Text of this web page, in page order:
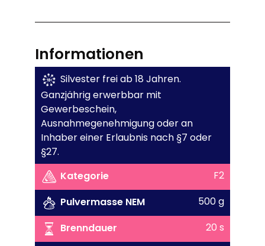
Informationen
Silvester frei ab 18 Jahren.
Ganzjährig erwerbbar mit
Gewerbeschein,
Ausnahmegenehmigung oder an
Inhaber einer Erlaubnis nach §7 oder
§27.
Kategorie
F2
Pulvermasse NEM
500 g
Brenndauer
20 s